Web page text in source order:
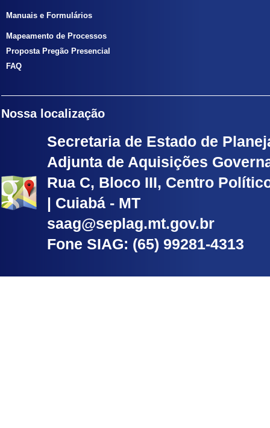
Manuais e Formulários
Mapeamento de Processos
Proposta Pregão Presencial
FAQ
Nossa localização
Secretaria de Estado de
Adjunta de Aquisições
Rua C, Bloco III, Centro
| Cuiabá - MT
saag@seplag.mt.gov.br
Fone SIAG: (65) 99281-4313